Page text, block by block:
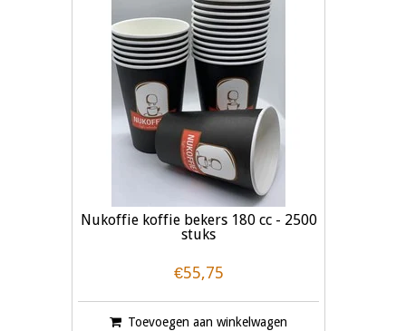
Nukoffie koffie bekers 180 cc - 2500
stuks
€55,75
Toevoegen aan winkelwagen